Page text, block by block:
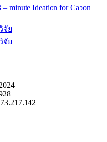
Ideation for Cabon
จัย
จัย